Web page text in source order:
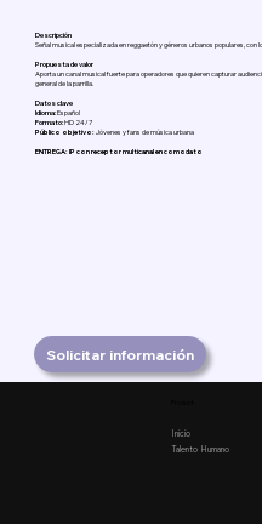
Descripción
Señal musical especializada en reggaetón y géneros urbanos populares, con
Propuesta de valor
Aporta un canal musical fuerte para operadores que quieren capturar
general de la parrilla.
Datos clave
Idioma:Español
Formato:HD 24/7
Público objetivo: Jóvenes y fans de música urbana
ENTREGA: IP con receptor multicanal en comodato
Solicitar información
Inicio
Talento Humano